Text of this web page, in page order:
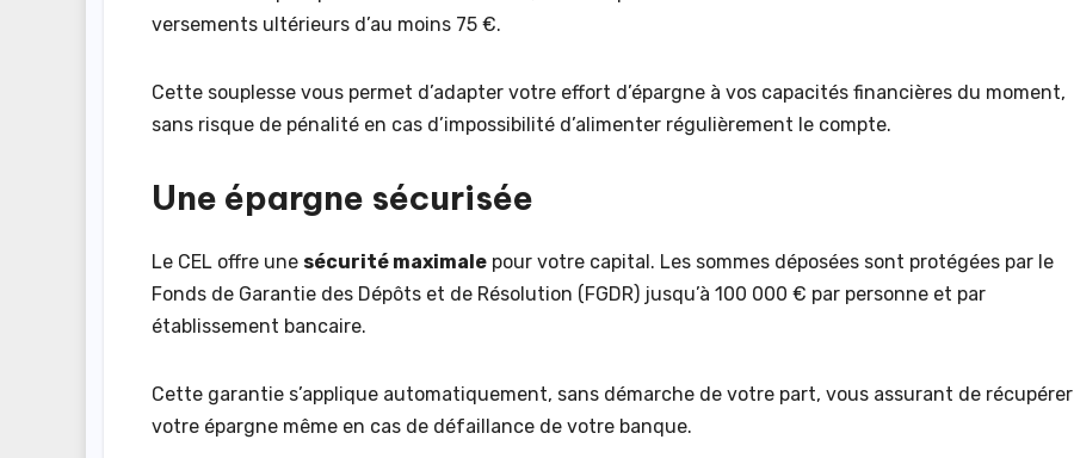
versements ultérieurs d’au moins 75 €.
Cette souplesse vous permet d’adapter votre effort d’épargne à vos capacités financières du moment,
sans risque de pénalité en cas d’impossibilité d’alimenter régulièrement le compte.
Une épargne sécurisée
Le CEL offre une sécurité maximale pour votre capital. Les sommes déposées sont protégées par le
Fonds de Garantie des Dépôts et de Résolution (FGDR) jusqu’à 100 000 € par personne et par
établissement bancaire.
Cette garantie s’applique automatiquement, sans démarche de votre part, vous assurant de récupérer
votre épargne même en cas de défaillance de votre banque.